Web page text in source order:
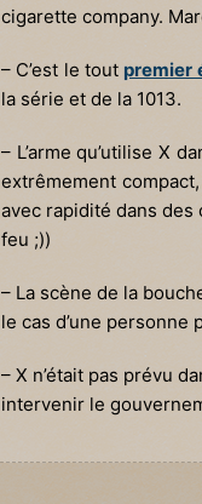
cigarette company.
– C’est le tout premier
la série et de la 1013.
– L’arme qu’utilise X
extrêmement
avec rapidité dans des
feu ;))
– La scène de la
le cas d’une personne
– X n’était pas prévu
intervenir le